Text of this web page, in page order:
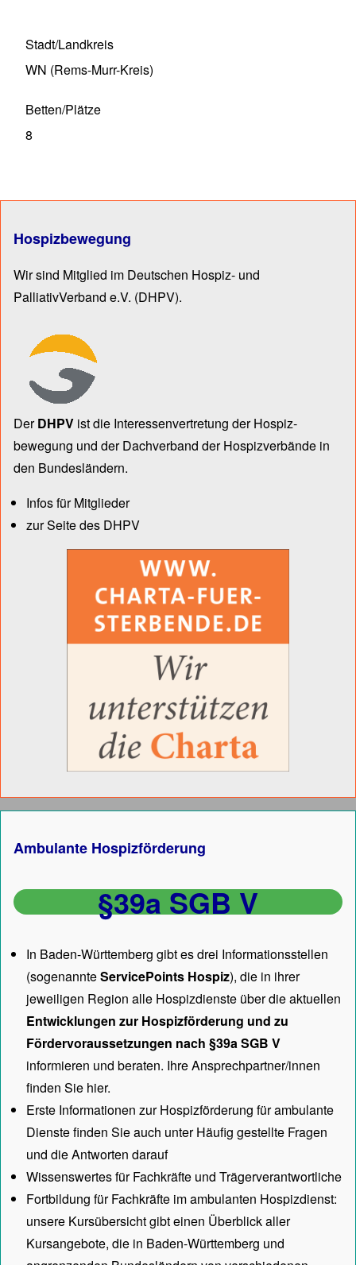
Stadt/Landkreis
WN (Rems-Murr-Kreis)
Betten/Plätze
8
Hospizbewegung
Wir sind Mitglied im Deutschen Hospiz- und
PalliativVerband e.V. (DHPV).
DerDHPV ist die Inter­essen­ver­tre­tung der Hospiz­
bewegung und der Dach­verband der Hospiz­verbände in
den Bun­des­län­dern.
Infos für Mitglieder
zur Seite des DHPV
Ambulante Hospizförderung
§39a SGB V
In Baden-Württemberg gibt es drei Informationsstellen
(sogenannteServicePoints Hospiz), die in ihrer
jeweiligen Region alle Hospizdienste über die aktuellen
Entwicklungen zur Hospizförderung und zu
Fördervoraussetzungen nach §39a SGB V
informieren und beraten. Ihre Ansprechpartner/innen
finden Sie hier.
Erste Informationen zur Hospizförderung für ambulante
Dienste finden Sie auch unterHäufig gestellte Fragen
und die Antworten darauf
Wissenswertes für Fachkräfte und Trägerverantwortliche
Fortbildung für Fachkräfte im ambulanten Hospizdienst:
unsere Kursübersichtgibt einen Überblick aller
Kursangebote, die in Baden-Württemberg und